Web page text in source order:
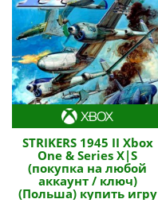
STRIKERS 1945 II Xbox
One & Series X|S
(покупка на любой
аккаунт / ключ)
(Польша) купить игру